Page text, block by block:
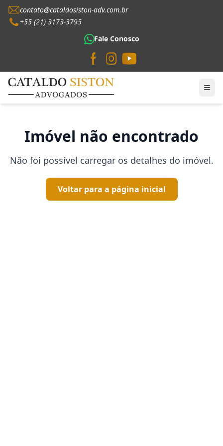
contato@cataldosiston-adv.com.br
+55 (21) 3173-3795
Fale Conosco
Imóvel não encontrado
Não foi possível carregar os detalhes do imóvel.
Voltar para a página inicial